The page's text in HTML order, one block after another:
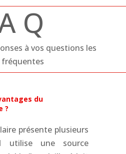
Q
à vos questions les
fréquentes
du
?
présente plusieurs
utilise une source